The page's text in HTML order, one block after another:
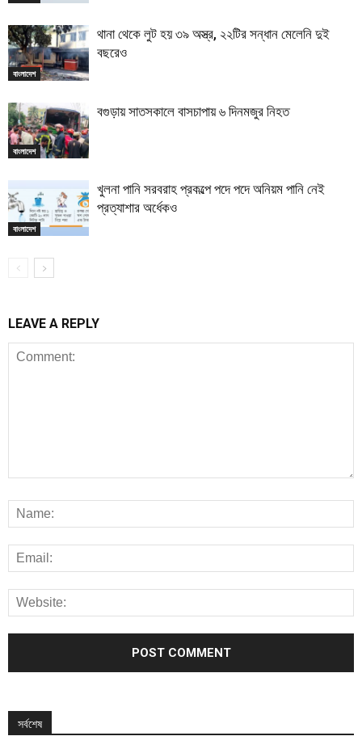
বাংলাদেশ
থানা থেকে লুট হয় ৩৯ অস্ত্র, ২২টির সন্ধান মেলেনি দুই
বছরেও
বাংলাদেশ
বগুড়ায় সাতসকালে বাসচাপায় ৬ দিনমজুর নিহত
বাংলাদেশ
খুলনা পানি সরবরাহ প্রকল্পে পদে পদে অনিয়ম পানি নেই
প্রত্যাশার অর্ধেকও
LEAVE A REPLY
সর্বশেষ